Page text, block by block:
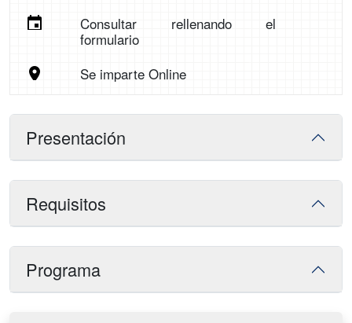
Consultar rellenando el
formulario
Se imparte Online
Presentación
Requisitos
Programa